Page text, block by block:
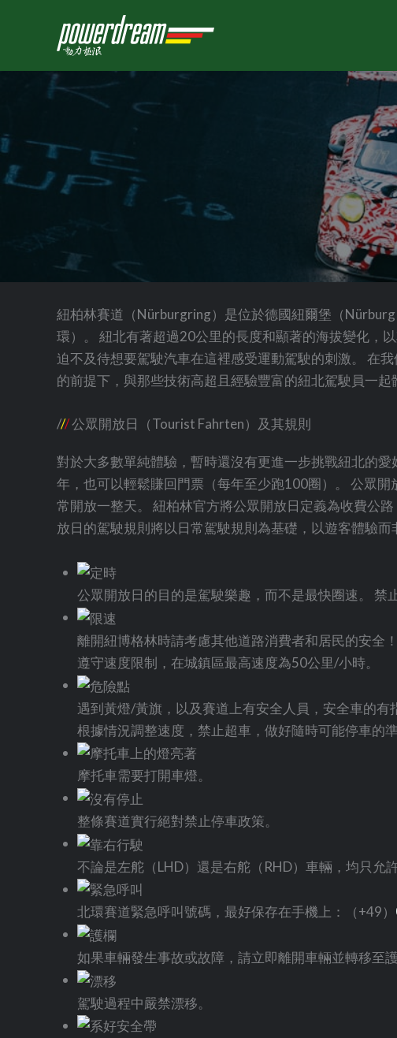
容
紐柏林賽道（Nürburgring）是位於德國紐爾堡（
環）。 紐北有著超過20公里的長度和顯著的海拔變化，
迫不及待想要駕駛汽車在這裡感受運動駕駛的刺激。 在
的前提下，與那些技術高超且經驗豐富的紐北駕駛員一
///公眾開放日（Tourist Fahrten）及其規則
對於大多數單純體驗，暫時還沒有更進一步挑戰紐北的
年，也可以輕鬆賺回門票（每年至少跑100圈）。 公眾
常開放一整天。 紐柏林官方將公眾開放日定義為收費公
放日的駕駛規則將以日常駕駛規則為基礎，以遊客體驗而
公眾開放日的目的是駕駛樂趣，而不是最快圈速。 禁止
離開紐博格林時請考慮其他道路消費者和居民的安全！
遵守速度限制，在城鎮區最高速度為50公里/小時。
遇到黃燈/黃旗，以及賽道上有安全人員，安全車的有
根據情況調整速度，禁止超車，做好隨時可能停車的
摩托車需要打開車燈。
整條賽道實行絕對禁止停車政策。
不論是左舵（LHD）還是右舵（RHD）車輛，均只允
北環賽道緊急呼叫號碼，最好保存在手機上：（+49）
如果車輛發生事故或故障，請立即離開車輛並轉移至
駕駛過程中嚴禁漂移。